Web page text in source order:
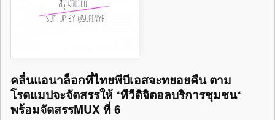
คลื่นแอนาล็อกที่ไทยพีบีเอสจะทยอยคืน ตาม
โรดแมปจะจัดสรรให้ *ทีวีดิจิตอลบริการชุมชน*
พร้อมจัดสรรMUX ที่ 6